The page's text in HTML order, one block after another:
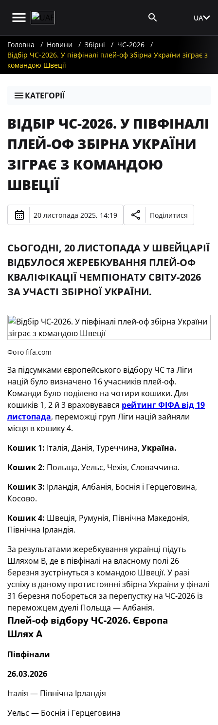
UA
Головна Новини Збірні
ЧС-2026
Відбір ЧС-2026. У півфіналі плей-оф збірна України зіграє з
командою Швеції
КАТЕГОРІЇ
ВІДБІР ЧС-2026. У ПІВФІНАЛІ
ПЛЕЙ-ОФ ЗБІРНА УКРАЇНИ
ЗІГРАЄ З КОМАНДОЮ
ШВЕЦІЇ
20 листопада 2025, 14:19 Поділитися
СЬОГОДНІ, 20 ЛИСТОПАДА У ШВЕЙЦАРІЇ
ВІДБУЛОСЯ ЖЕРЕБКУВАННЯ ПЛЕЙ-ОФ
КВАЛІФІКАЦІЇ ЧЕМПІОНАТУ СВІТУ-2026
ЗА УЧАСТІ ЗБІРНОЇ УКРАЇНИ.
Фото fifa.com
За підсумками європейського відбору ЧС та Ліги
націй було визначено 16 учасників плей-оф.
Команди було поділено на чотири кошики. Для
кошиків 1, 2 й 3 враховувався рейтинг ФІФА від 19
листопада, переможці груп Ліги націй зайняли
місця в кошику 4.
Кошик 1: Італія, Данія, Туреччина, Україна.
Кошик 2: Польща, Уельс, Чехія, Словаччина.
Кошик 3: Ірландія, Албанія, Боснія і Герцеговина,
Косово.
Кошик 4: Швеція, Румунія, Північна Македонія,
Північна Ірландія.
За результатами жеребкування українці підуть
Шляхом B, де в півфіналі на власному полі 26
березня зустрінуться з командою Швеції. У разі
успіху в даному протистоянні збірна України у фіналі
31 березня побореться за перепустку на ЧС-2026 із
переможцем дуелі Польща — Албанія.
Плей-оф відбору ЧС-2026. Європа
Шлях А
Півфінали
26.03.2026
Італія — Північна Ірландія
Уельс — Боснія і Герцеговина